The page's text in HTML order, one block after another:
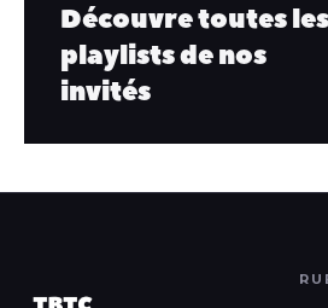
Découvre toutes les
playlists de nos
invités